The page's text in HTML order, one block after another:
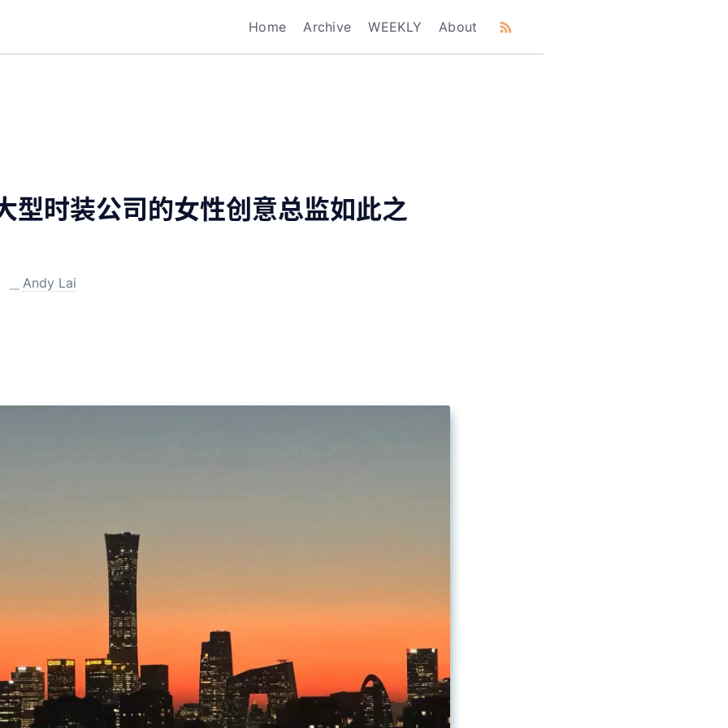
Home Archive WEEKLY About
型时装公司的女性创意总监如此之
Andy Lai